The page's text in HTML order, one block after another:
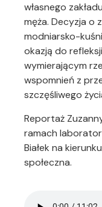
własnego
męża. Decyzja o
modniarsko-
okazją do
wymierającym
wspomnień z
szczęśliwego
Reportaż
ramach
Białek na
społeczna.